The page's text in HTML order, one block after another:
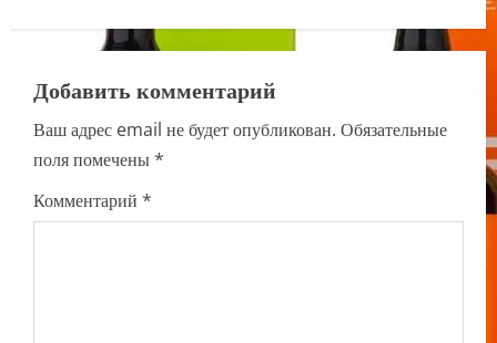
v
i
g
Добавить комментарий
Ваш адрес email не будет опубликован. Обязательные
поля помечены*
Комментарий *